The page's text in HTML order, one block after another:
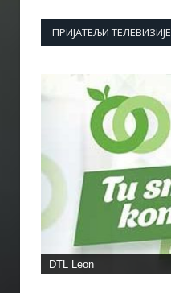
ПРИЈАТЕЉИ ТЕЛЕВИЗИЈЕ
DTL Leon